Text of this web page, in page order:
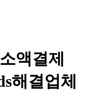
액결제
해결업체